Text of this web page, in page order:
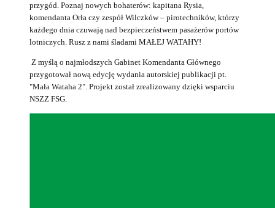
przygód. Poznaj nowych bohaterów: kapitana Rysia,
komendanta Orła czy zespół Wilczków – pirotechników, którzy
każdego dnia czuwają nad bezpieczeństwem pasażerów portów
lotniczych. Rusz z nami śladami MAŁEJ WATAHY!
Z myślą o najmłodszych Gabinet Komendanta Głównego
przygotował nową edycję wydania autorskiej publikacji pt.
"Mała Wataha 2". Projekt został zrealizowany dzięki wsparciu
NSZZ FSG.